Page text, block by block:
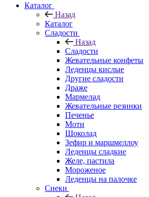
Каталог
Назад
Каталог
Сладости
Назад
Сладости
Жевательные конфеты
Леденцы кислые
Другие сладости
Драже
Мармелад
Жевательные резинки
Печенье
Моти
Шоколад
Зефир и маршмеллоу
Леденцы сладкие
Желе, пастила
Мороженое
Леденцы на палочке
Снеки